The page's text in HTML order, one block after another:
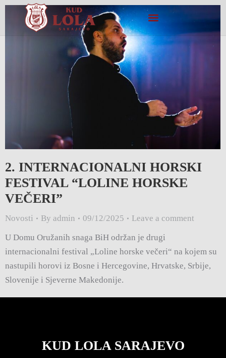
2. INTERNACIONALNI HORSKI
FESTIVAL “LOLINE HORSKE
VEČERI”
Novosti By admin 09/12/2025
Leave a comment
U Domu Oružanih snaga BiH održan je drugi
internacionalni festival „Loline horske večeri“ na kojem su
nastupili horovi iz Bosne i Hercegovine, Hrvatske, Srbije,
Slovenije i Sjeverne Makedonije.
KUD LOLA SARAJEVO